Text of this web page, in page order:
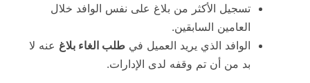
تسجيل الأكثر من بلاغ على نفس الوافد خلال
العامين السابقين.
الوافد الذي يريد العميل في طلب الغاء بلاغ عنه لا
بد من أن تم وقفه لدى الإدارات.